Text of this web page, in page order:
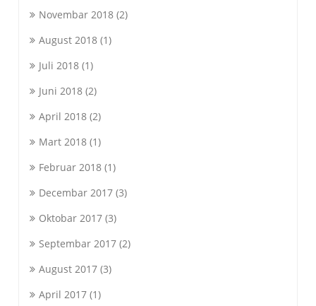
Novembar 2018(2)
August 2018(1)
Juli 2018(1)
Juni 2018(2)
April 2018(2)
Mart 2018(1)
Februar 2018(1)
Decembar 2017(3)
Oktobar 2017(3)
Septembar 2017(2)
August 2017(3)
April 2017(1)